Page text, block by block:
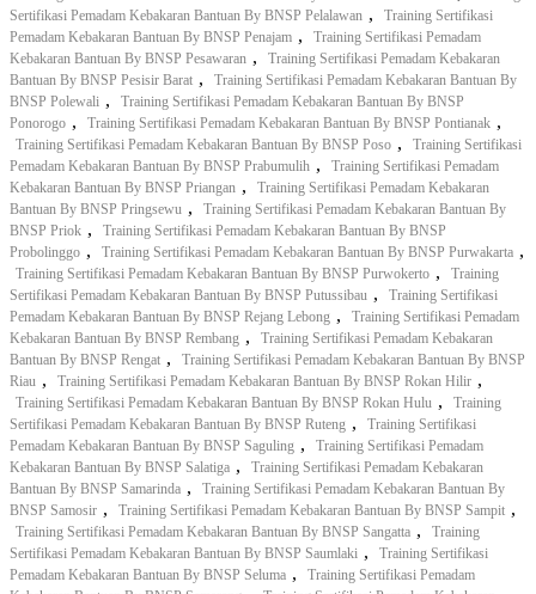
Sertifikasi Pemadam Kebakaran Bantuan By BNSP Pelalawan ,
Training Sertifikasi
Pemadam Kebakaran Bantuan By BNSP Penajam ,
Training Sertifikasi Pemadam
Kebakaran Bantuan By BNSP Pesawaran ,
Training Sertifikasi Pemadam Kebakaran
Bantuan By BNSP Pesisir Barat ,
Training Sertifikasi Pemadam Kebakaran Bantuan By
BNSP Polewali ,
Training Sertifikasi Pemadam Kebakaran Bantuan By BNSP
Ponorogo , Training Sertifikasi Pemadam Kebakaran Bantuan By BNSP Pontianak ,
Training Sertifikasi Pemadam Kebakaran Bantuan By BNSP Poso ,
Training Sertifikasi
Pemadam Kebakaran Bantuan By BNSP Prabumulih ,
Training Sertifikasi Pemadam
Kebakaran Bantuan By BNSP Priangan ,
Training Sertifikasi Pemadam Kebakaran
Bantuan By BNSP Pringsewu ,
Training Sertifikasi Pemadam Kebakaran Bantuan By
BNSP Priok ,
Training Sertifikasi Pemadam Kebakaran Bantuan By BNSP
Probolinggo , Training Sertifikasi Pemadam Kebakaran Bantuan By BNSP Purwakarta ,
Training Sertifikasi Pemadam Kebakaran Bantuan By BNSP Purwokerto ,
Training
Sertifikasi Pemadam Kebakaran Bantuan By BNSP Putussibau ,
Training Sertifikasi
Pemadam Kebakaran Bantuan By BNSP Rejang Lebong ,
Training Sertifikasi Pemadam
Kebakaran Bantuan By BNSP Rembang ,
Training Sertifikasi Pemadam Kebakaran
Bantuan By BNSP Rengat ,
Training Sertifikasi Pemadam Kebakaran Bantuan By BNSP
Riau , Training Sertifikasi Pemadam Kebakaran Bantuan By BNSP Rokan Hilir ,
Training Sertifikasi Pemadam Kebakaran Bantuan By BNSP Rokan Hulu ,
Training
Sertifikasi Pemadam Kebakaran Bantuan By BNSP Ruteng ,
Training Sertifikasi
Pemadam Kebakaran Bantuan By BNSP Saguling ,
Training Sertifikasi Pemadam
Kebakaran Bantuan By BNSP Salatiga ,
Training Sertifikasi Pemadam Kebakaran
Bantuan By BNSP Samarinda ,
Training Sertifikasi Pemadam Kebakaran Bantuan By
BNSP Samosir , Training Sertifikasi Pemadam Kebakaran Bantuan By BNSP Sampit ,
Training Sertifikasi Pemadam Kebakaran Bantuan By BNSP Sangatta ,
Training
Sertifikasi Pemadam Kebakaran Bantuan By BNSP Saumlaki ,
Training Sertifikasi
Pemadam Kebakaran Bantuan By BNSP Seluma ,
Training Sertifikasi Pemadam